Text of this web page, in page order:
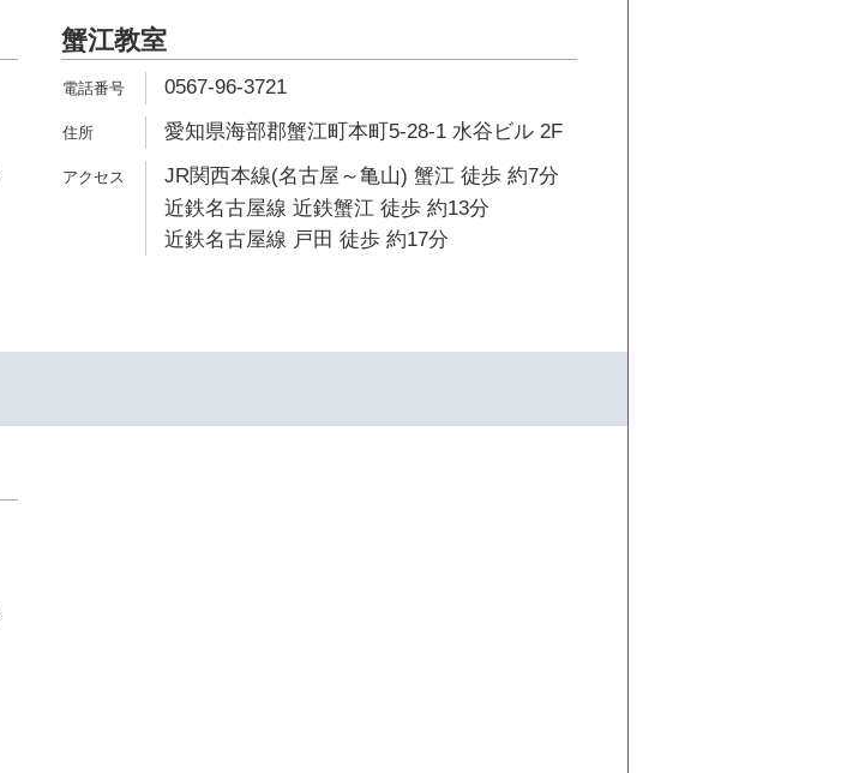
蟹江教室
0567-96-3721
愛知県海部郡蟹江町本町5-28-1 水谷ビル 2F
JR関西本線(名古屋～亀山) 蟹江 徒歩 約7分
近鉄名古屋線 近鉄蟹江 徒歩 約13分
近鉄名古屋線 戸田 徒歩 約17分